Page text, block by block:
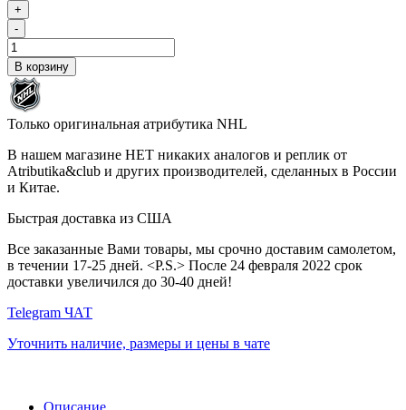
+
-
В корзину
Только оригинальная атрибутика NHL
В нашем магазине НЕТ никаких аналогов и реплик от
Atributika&club и других производителей, сделанных в России
и Китае.
Быстрая доставка из США
Все заказанные Вами товары, мы срочно доставим самолетом,
в течении 17-25 дней. <P.S.> После 24 февраля 2022 срок
доставки увеличился до 30-40 дней!
Telegram ЧАТ
Уточнить наличие, размеры и цены в чате
Описание